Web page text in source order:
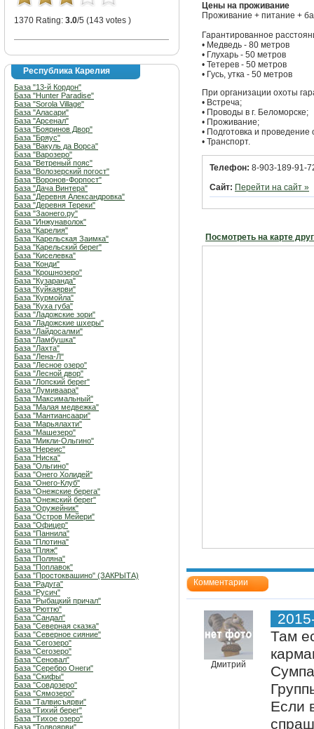
1370 Rating: 3.0/5 (143 votes )
Республика Карелия
База "13-й Кордон"
База "Hunter Paradise"
База "Sorola Village"
База "Аласари"
База "Арсенал"
База "Бояринов Двор"
База "Бряус"
База "Вакуль да Ворса"
База "Варозеро"
База "Ветреный пояс"
База "Волозерский погост"
База "Воронов-Форпост"
База "Дача Винтера"
База "Деревня Александровка"
База "Деревня Тереки"
База "Заонего.ру"
База "Инжунаволок"
База "Карелия"
База "Карельская Заимка"
База "Карельский берег"
База "Киселевка"
База "Конди"
База "Крошнозеро"
База "Кузаранда"
База "Куйкаярви"
База "Курмойла"
База "Куха губа"
База "Ладожские зори"
База "Ладожские шхеры"
База "Лайдосалми"
База "Ламбушка"
База "Лахта"
База "Лена-Л"
База "Лесное озеро"
База "Лесной двор"
База "Лопский берег"
База "Лумиваара"
База "Максимальный"
База "Малая медвежка"
База "Мантиансаари"
База "Марьялахти"
База "Машезеро"
База "Микли-Ольгино"
База "Нереис"
База "Ниска"
База "Ольгино"
База "Онего Холидей"
База "Онего-Клуб"
База "Онежские берега"
База "Онежский берег"
База "Оружейник"
База "Остров Мейери"
База "Офицер"
База "Паннила"
База "Плотина"
База "Пляж"
База "Поляна"
База "Поплавок"
База "Простоквашино" (ЗАКРЫТА)
База "Радуга"
База "Русич"
База "Рыбацкий причал"
База "Рюттю"
База "Сандал"
База "Северная сказка"
База "Северное сияние"
База "Сегозеро"
База "Сегозеро"
База "Сеновал"
База "Серебро Онеги"
База "Скифы"
База "Совдозеро"
База "Сямозеро"
База "Талвисъярви"
База "Тихий берег"
База "Тихое озеро"
База "Толвоярви"
Цены на проживание
Проживание + питание +
Гарантированное
• Медведь - 80 метров
• Глухарь - 50 метров
• Тетерев - 50 метров
• Гусь, утка - 50 метров
При организации охоты
• Встреча;
• Проводы в г. Беломорске;
• Проживание;
• Подготовка и проведение
• Транспорт.
Телефон: 8-903-189-91-
Сайт: Перейти на сайт »
Посмотреть на карте
Комментарии
Дмитрий
Там
Если